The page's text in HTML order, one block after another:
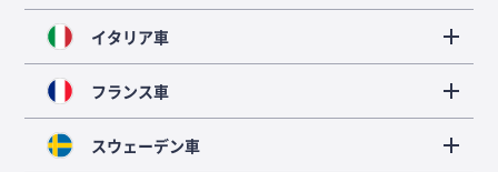
イタリア車
フランス車
スウェーデン車